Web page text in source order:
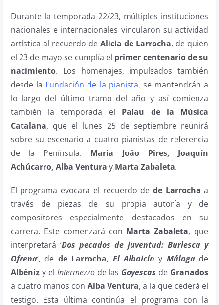
Durante la temporada 22/23, múltiples instituciones
nacionales e internacionales vincularon su actividad
artística al recuerdo de Alicia de Larrocha, de quien
el 23 de mayo se cumplía el primer centenario de su
nacimiento. Los homenajes, impulsados también
desde la Fundación de la pianista, se mantendrán a
lo largo del último tramo del año y así comienza
también la temporada el Palau de la Música
Catalana, que el lunes 25 de septiembre reunirá
sobre su escenario a cuatro pianistas de referencia
de la Península: Maria João Pires, Joaquín
Achúcarro, Alba Ventura yMarta Zabaleta.
El programa evocará el recuerdo de de Larrocha a
través de piezas de su propia autoría y de
compositores especialmente destacados en su
carrera. Este comenzará con Marta Zabaleta, que
interpretará ‘Dos pecados de juventud: Burlesca y
Ofrena‘, de de Larrocha, El Albaicín y Málagade
Albénizy el Intermezzode las Goyescas de Granados
a cuatro manos con Alba Ventura, a la que cederá el
testigo. Esta última continúa el programa con la